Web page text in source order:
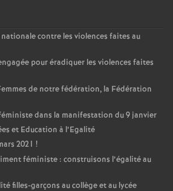
contre les violences faites au
pour éradiquer les violences faites
de notre fédération, la Fédération
dans la manifestation du 9 janvier
et Education à l’Egalité
2021 !
féministe : construisons l’égalité au
filles-garçons au collège et au lycée